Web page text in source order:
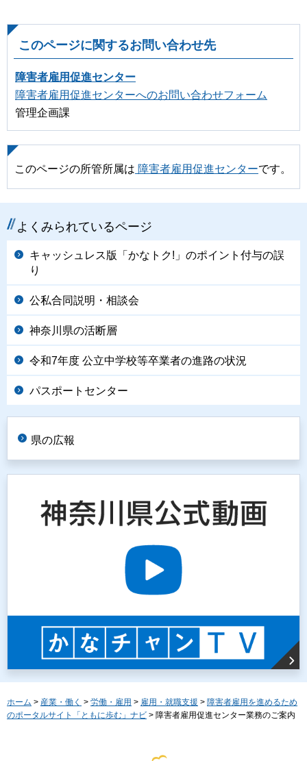
このページに関するお問い合わせ先
障害者雇用促進センター
障害者雇用促進センターへのお問い合わせフォーム
管理企画課
このページの所管所属は 障害者雇用促進センターです。
よくみられているページ
キャッシュレス版「かなトク!」のポイント付与の誤
り
公私合同説明・相談会
神奈川県の活断層
令和7年度 公立中学校等卒業者の進路の状況
パスポートセンター
県の広報
ホーム > 産業・働く > 労働・雇用 > 雇用・就職支援 > 障害者雇用を進めるため
のポータルサイト「ともに歩む」ナビ > 障害者雇用促進センター業務のご案内